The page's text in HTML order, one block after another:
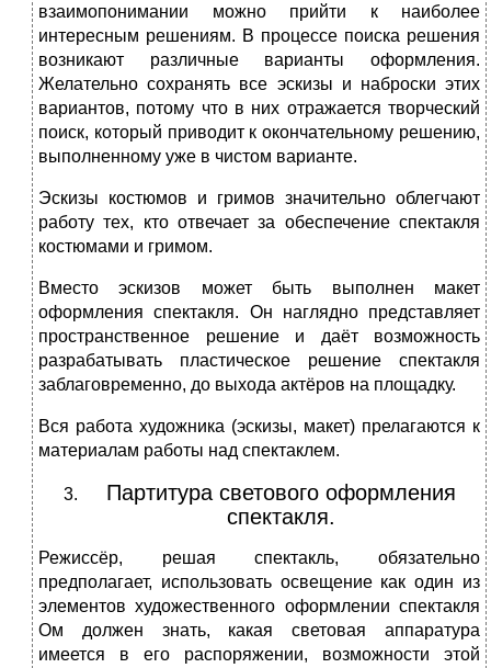
взаимопонимании можно прийти к наиболее
интересным решениям. В процессе поиска решения
возникают различные варианты оформления.
Желательно сохранять все эскизы и наброски этих
вариантов, потому что в них отражается творческий
поиск, который приводит к окончательному решению,
выполненному уже в чистом варианте.
Эскизы костюмов и гримов значительно облегчают
работу тех, кто отвечает за обеспечение спектакля
костюмами и гримом.
Вместо эскизов может быть выполнен макет
оформления спектакля. Он наглядно представляет
пространственное решение и даёт возможность
разрабатывать пластическое решение спектакля
заблаговременно, до выхода актёров на площадку.
Вся работа художника (эскизы, макет) прелагаются к
материалам работы над спектаклем.
Партитура светового оформления
спектакля.
Режиссёр, решая спектакль, обязательно
предполагает, использовать освещение как один из
элементов художественного оформлении спектакля
Ом должен знать, какая световая аппаратура
имеется в его распоряжении, возможности этой